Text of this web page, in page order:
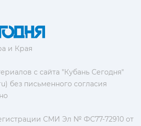
и Края
с сайта "Кубань Сегодня"
без письменного согласия
СМИ Эл № ФС77-72910 от